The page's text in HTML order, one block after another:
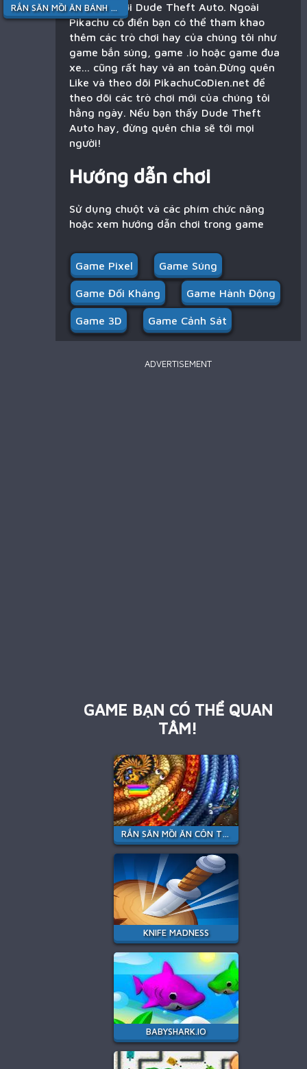
RẮN SĂN MỒI ĂN BÁNH KẸO
tương tự với Dude Theft Auto. Ngoài
Pikachu cổ điển bạn có thể tham khao
thêm các trò chơi hay của chúng tôi như
game bắn súng, game .io hoặc game đua
xe... cũng rất hay và an toàn.Đừng quên
Like và theo dõi PikachuCoDien.net để
theo dõi các trò chơi mới của chúng tôi
hằng ngày. Nếu bạn thấy Dude Theft
Auto hay, đừng quên chia sẽ tới mọi
người!
Hướng dẫn chơi
Sử dụng chuột và các phím chức năng
hoặc xem hướng dẫn chơi trong game
Game Pixel Game Súng
Game Đối Kháng Game Hành Động
Game 3D Game Cảnh Sát
ADVERTISEMENT
GAME BẠN CÓ THỂ QUAN
TÂM!
RẮN SĂN MỒI ĂN CÔN TRÙNG
KNIFE MADNESS
BABYSHARK.IO